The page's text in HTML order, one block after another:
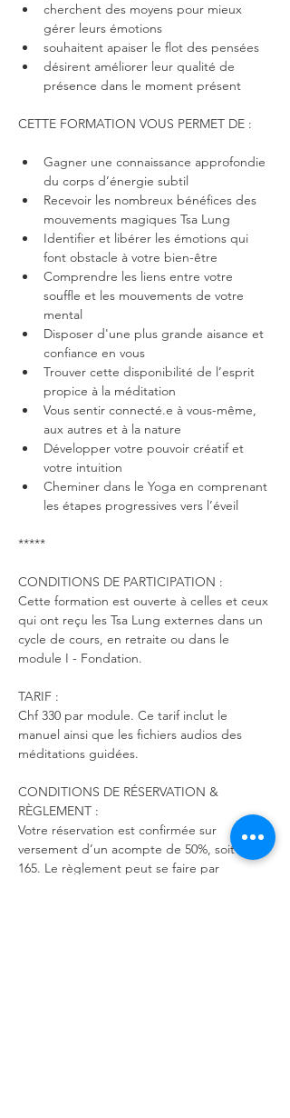
cherchent des moyens pour mieux
gérer leurs émotions
souhaitent apaiser le flot des pensées
désirent améliorer leur qualité de
présence dans le moment présent
CETTE FORMATION VOUS PERMET DE :
Gagner une connaissance approfondie
du corps d’énergie subtil
Recevoir les nombreux bénéfices des
mouvements magiques Tsa Lung
Identifier et libérer les émotions qui
font obstacle à votre bien-être
Comprendre les liens entre votre
souffle et les mouvements de votre
mental
Disposer d'une plus grande aisance et
confiance en vous
Trouver cette disponibilité de l’esprit
propice à la méditation
Vous sentir connecté.e à vous-même,
aux autres et à la nature
Développer votre pouvoir créatif et
votre intuition
Cheminer dans le Yoga en comprenant
les étapes progressives vers l’éveil
*****
CONDITIONS DE PARTICIPATION :
Cette formation est ouverte à celles et ceux
qui ont reçu les Tsa Lung externes dans un
cycle de cours, en retraite ou dans le
module I - Fondation.
TARIF :
Chf 330 par module. Ce tarif inclut le
manuel ainsi que les fichiers audios des
méditations guidées.
CONDITIONS DE RÉSERVATION &
RÈGLEMENT :
Votre réservation est confirmée sur
versement d’un acompte de 50%, soit Chf
165. Le règlement peut se faire par